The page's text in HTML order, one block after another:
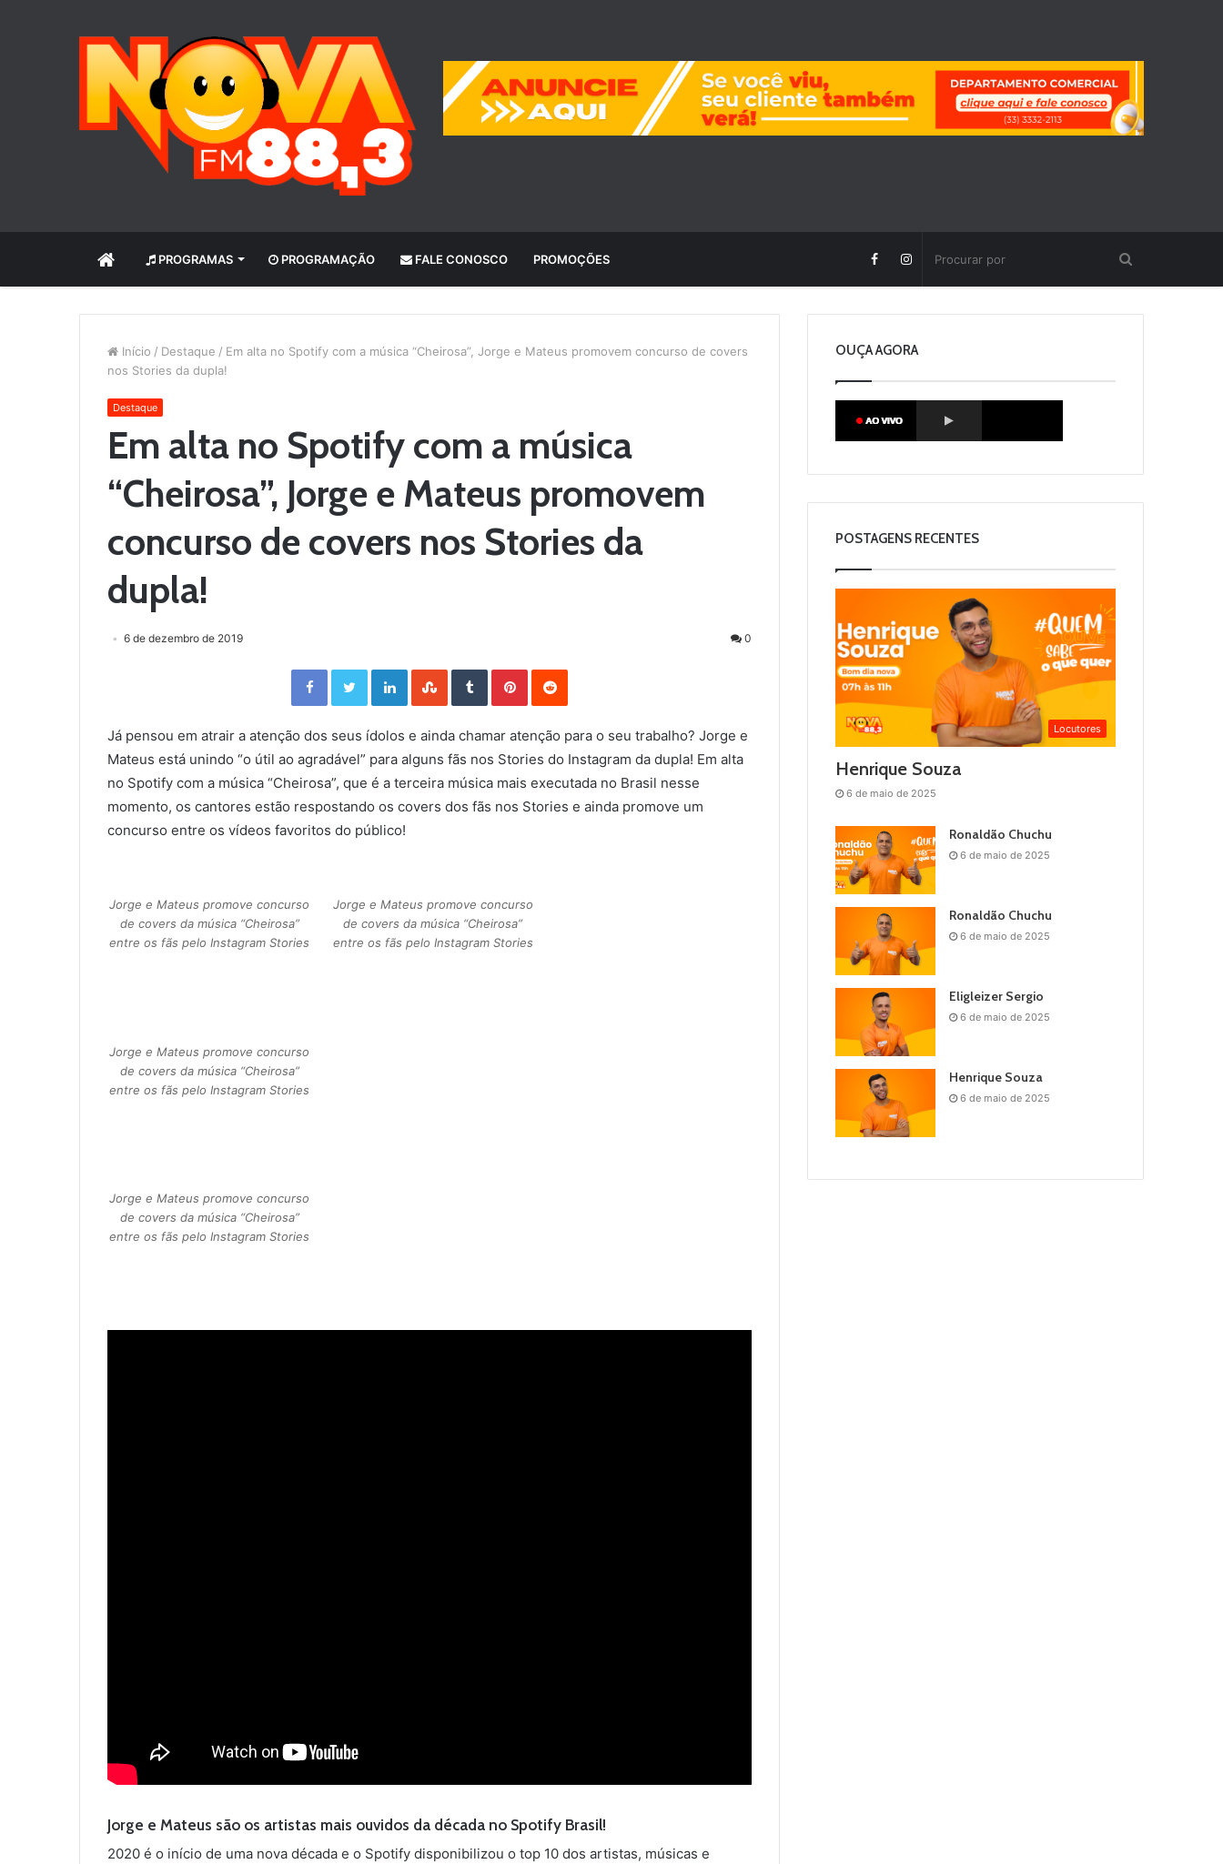
INÍCIO PROGRAMAS PROGRAMAÇÃO FALE CONOSCO PROMOÇÕES
Início / Destaque / Em alta no Spotify com a música “Cheirosa”, Jorge e Mateus promovem concurso de covers
nos Stories da dupla!
Destaque
Em alta no Spotify com a música
“Cheirosa”, Jorge e Mateus promovem
concurso de covers nos Stories da
dupla!
6 de dezembro de 2019 0
Facebook Twitter LinkedIn StumbleUpon Tumblr Pinterest
Já pensou em atrair a atenção dos seus ídolos e ainda chamar atenção para o seu trabalho? Jorge e
Mateus está unindo “o útil ao agradável” para alguns fãs nos Stories do Instagram da dupla! Em alta
no Spotify com a música “Cheirosa”, que é a terceira música mais executada no Brasil nesse
momento, os cantores estão respostando os covers dos fãs nos Stories e ainda promove um
concurso entre os vídeos favoritos do público!
Jorge e Mateus promove concurso
de covers da música “Cheirosa”
entre os fãs pelo Instagram Stories
Jorge e Mateus promove concurso
de covers da música “Cheirosa”
entre os fãs pelo Instagram Stories
Jorge e Mateus promove concurso
de covers da música “Cheirosa”
entre os fãs pelo Instagram Stories
Jorge e Mateus promove concurso
de covers da música “Cheirosa”
entre os fãs pelo Instagram Stories
Jorge e Mateus são os artistas mais ouvidos da década no Spotify Brasil!
2020 é o início de uma nova década e o Spotify disponibilizou o top 10 dos artistas, músicas e
OUÇA AGORA
POSTAGENS RECENTES
Locutores
Henrique Souza
6 de maio de 2025
Ronaldão Chuchu
6 de maio de 2025
Ronaldão Chuchu
6 de maio de 2025
Eligleizer Sergio
6 de maio de 2025
Henrique Souza
6 de maio de 2025